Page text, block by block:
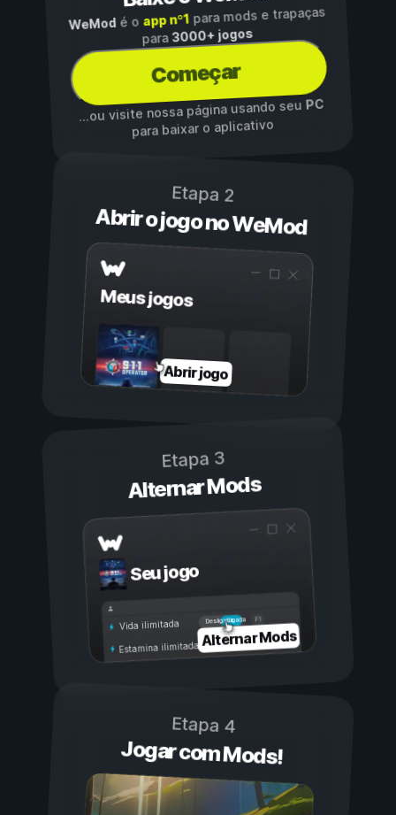
WeModé o app nº1para mods e trapaças
para3000+ jogos
Começar
...ou visite nossa página usando seuPC
para baixar o aplicativo
Etapa 2
Abrir o jogo no WeMod
Meus jogos
Abrir jogo
Etapa 3
Alternar Mods
Seu jogo
Ligada
Desligada
Vida ilimitada
Estamina ilimitadaAlternar Mods
Etapa 4
Jogar com Mods!